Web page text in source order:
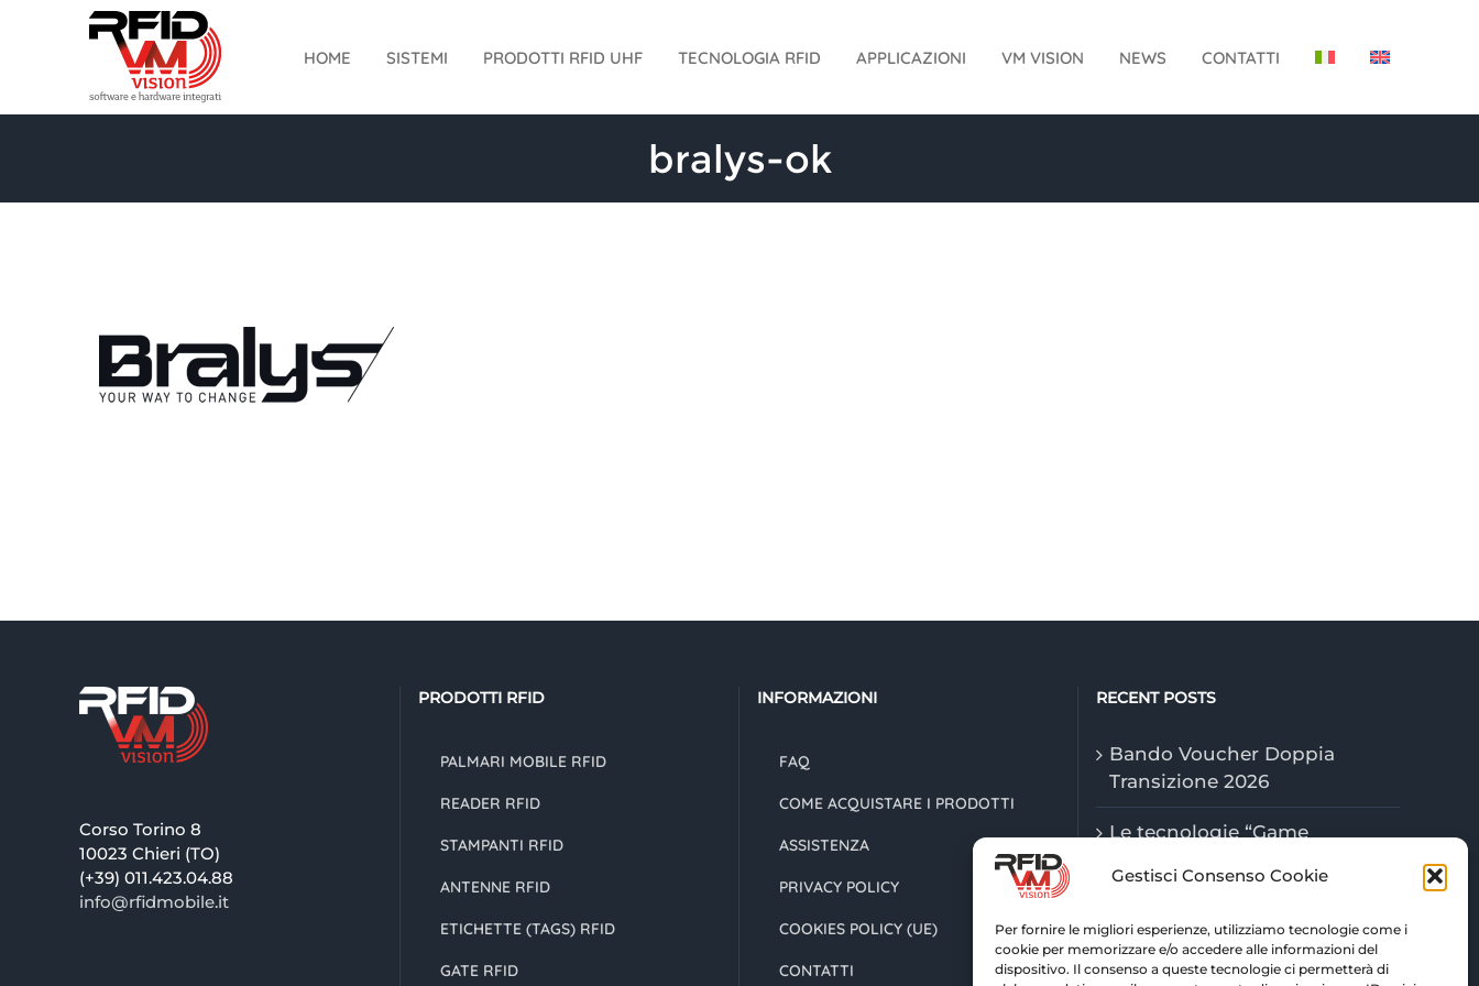
Gestisci Consenso Cookie
Per fornire le migliori esperienze, utilizziamo tecnologie come i
cookie per memorizzare e/o accedere alle informazioni del
dispositivo. Il consenso a queste tecnologie ci permetterà di
HOME SISTEMI PRODOTTI RFID UHF TECNOLOGIA RFID APPLICAZIONI VM VISION NEWS CONTATTI
bralys-ok
Corso Torino 8
10023 Chieri (TO)
(+39) 011.423.04.88
info@rfidmobile.it
PRODOTTI RFID
PALMARI MOBILE RFID
READER RFID
STAMPANTI RFID
ANTENNE RFID
ETICHETTE (TAGS) RFID
GATE RFID
INFORMAZIONI
FAQ
COME ACQUISTARE I PRODOTTI
ASSISTENZA
PRIVACY POLICY
COOKIES POLICY (UE)
CONTATTI
RECENT POSTS
Bando Voucher Doppia
Transizione 2026
Le tecnologie “Game
2026
Tecnologie RFID: tracciabilità
e controllo avanzato per la